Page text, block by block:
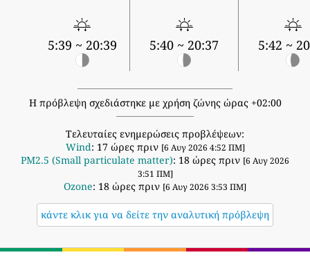
5:39 ~ 20:39 5:40 ~ 20:37 5:42 ~
Η πρόβλεψη σχεδιάστηκε με χρήση ζώνης ώρας +02:00
Τελευταίες ενημερώσεις προβλέψεων:
Wind: 17 ώρες πριν [6 Αυγ 2026 4:52 ΠΜ]
PM2.5 (Small particulate matter): 18 ώρες πριν [6 Αυγ 2026
3:51 ΠΜ]
Ozone: 18 ώρες πριν [6 Αυγ 2026 3:53 ΠΜ]
κάντε κλικ για να δείτε την αναλυτική πρόβλεψη